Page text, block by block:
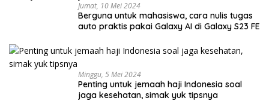
Jumat, 10 Mei 2024
Berguna untuk mahasiswa, cara nulis tugas
auto praktis pakai Galaxy AI di Galaxy S23 FE
Minggu, 5 Mei 2024
Penting untuk jemaah haji Indonesia soal
jaga kesehatan, simak yuk tipsnya